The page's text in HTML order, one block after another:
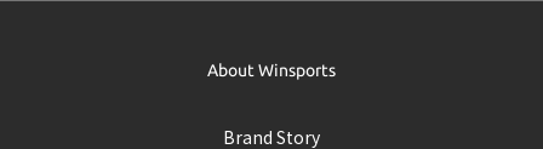
About Winsports
Brand Story